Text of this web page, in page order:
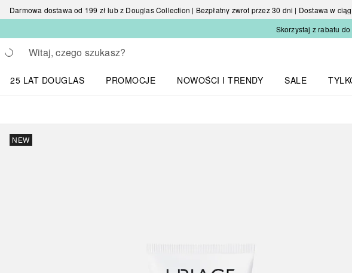
Darmowa dostawa od 199 zł lub z Douglas Collection | Bezpłatny zwrot przez 30 dni | Dostawa w
Skorzystaj z rabatu
Wracać
Wykonaj wyszukiwanie
25 LAT DOUGLAS
PROMOCJE
NOWOŚCI I TRENDY
SALE
NEW